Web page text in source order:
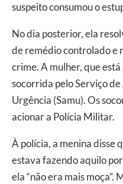
suspeito consumou o
No dia posterior, ela
de remédio controlado e
crime. A mulher, que
socorrida pelo Serviço
Urgência (Samu). Os
acionar a Polícia Militar.
À polícia, a menina disse
estava fazendo aquilo
ela “não era mais